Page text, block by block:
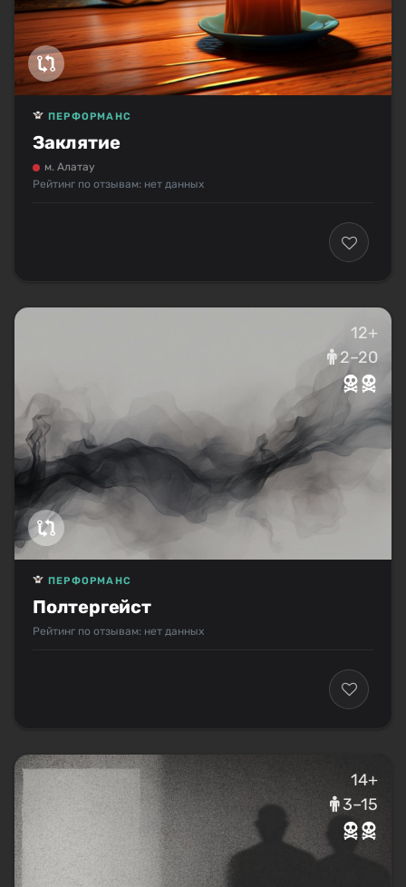
Заклятие
ПЕРФОРМАНС
м. Алатау
Рейтинг по отзывам: нет данных
12+
2–20
Полтергейст
ПЕРФОРМАНС
Рейтинг по отзывам: нет данных
14+
3–15